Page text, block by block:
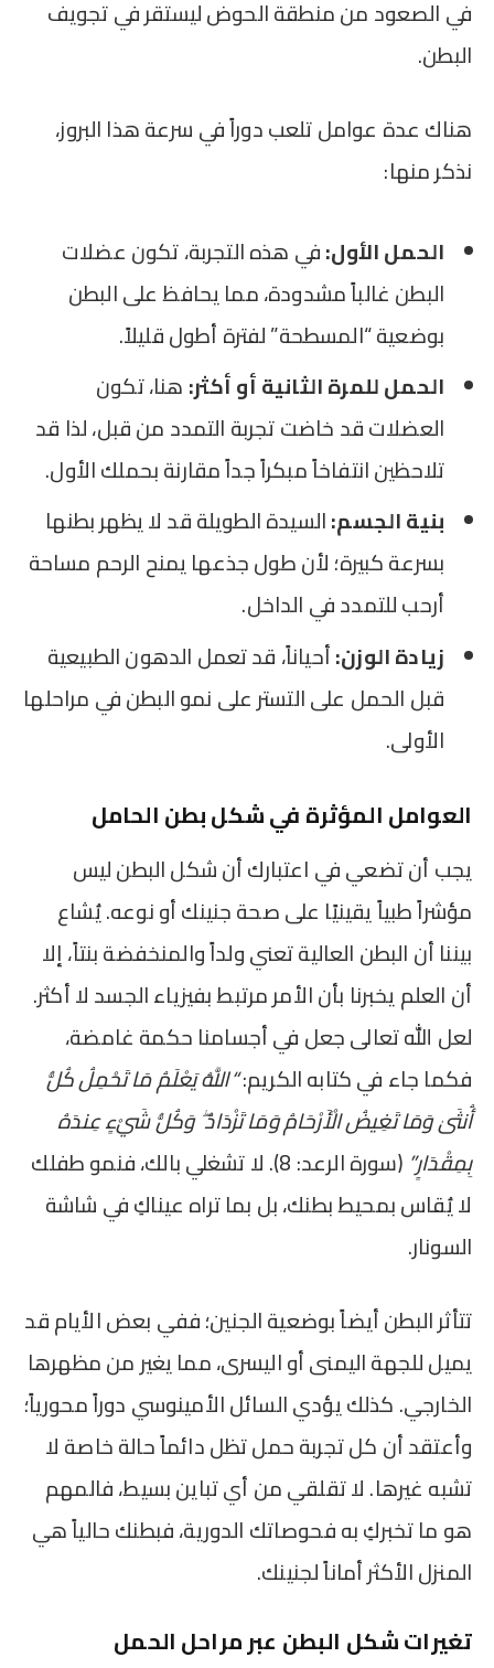
في الصعود من منطقة الحوض ليستقر في تجويف
البطن.
هناك عدة عوامل تلعب دوراً في سرعة هذا البروز،
نذكر منها:
الحمل الأول:في هذه التجربة، تكون عضلات
البطن غالباً مشدودة، مما يحافظ على البطن
بوضعية “المسطحة” لفترة أطول قليلاً.
الحمل للمرة الثانية أو أكثر:هنا، تكون
العضلات قد خاضت تجربة التمدد من قبل، لذا قد
تلاحظين انتفاخاً مبكراً جداً مقارنة بحملك الأول.
بنية الجسم:السيدة الطويلة قد لا يظهر بطنها
بسرعة كبيرة؛ لأن طول جذعها يمنح الرحم مساحة
أرحب للتمدد في الداخل.
زيادة الوزن:أحياناً، قد تعمل الدهون الطبيعية
قبل الحمل على التستر على نمو البطن في مراحلها
الأولى.
العوامل المؤثرة في شكل بطن الحامل
يجب أن تضعي في اعتبارك أن شكل البطن ليس
مؤشراً طبياً يقينيًا على صحة جنينك أو نوعه. يُشاع
بيننا أن البطن العالية تعني ولداً والمنخفضة بنتاً، إلا
أن العلم يخبرنا بأن الأمر مرتبط بفيزياء الجسد لا أكثر.
لعل الله تعالى جعل في أجسامنا حكمة غامضة،
فكما جاء في كتابه الكريم:“اللَّهُ يَعْلَمُ مَا تَحْمِلُ كُلُّ
أُنثَىٰ وَمَا تَغِيضُ الْأَرْحَامُ وَمَا تَزْدَادُ ۖ وَكُلُّ شَيْءٍ عِندَهُ
بِمِقْدَارٍ”
(سورة الرعد: 8). لا تشغلي بالك، فنمو طفلك
لا يُقاس بمحيط بطنك، بل بما تراه عيناكِ في شاشة
السونار.
تتأثر البطن أيضاً بوضعية الجنين؛ ففي بعض الأيام قد
يميل للجهة اليمنى أو اليسرى، مما يغير من مظهرها
الخارجي. كذلك يؤدي السائل الأمينوسي دوراً محورياً؛
وأعتقد أن كل تجربة حمل تظل دائماً حالة خاصة لا
تشبه غيرها. لا تقلقي من أي تباين بسيط، فالمهم
هو ما تخبركِ به فحوصاتك الدورية، فبطنك حالياً هي
المنزل الأكثر أماناً لجنينك.
تغيرات شكل البطن عبر مراحل الحمل